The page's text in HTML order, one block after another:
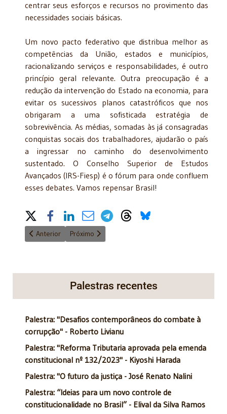
centrar seus esforços e recursos no provimento das
necessidades sociais básicas.
Um novo pacto federativo que distribua melhor as
competências da União, estados e municípios,
racionalizando serviços e responsabilidades, é outro
princípio geral relevante. Outra preocupação é a
redução da intervenção do Estado na economia, para
evitar os sucessivos planos catastróficos que nos
obrigaram a uma sofisticada estratégia de
sobrevivência. As médias, somadas às já consagradas
conquistas socais dos trabalhadores, ajudarão o país
a ingressar no caminho do desenvolvimento
sustentado. O Conselho Superior de Estudos
Avançados (IRS-Fiesp) é o fórum para onde confluem
esses debates. Vamos repensar Brasil!
Share on Social Media
Artigo anterior: Celebrando o Dia da Mulher
Anterior Próximo artigo: A Universidade Ideológica
Próximo
Palestras recentes
Palestra: "Desafios contemporâneos do combate à
corrupção" - Roberto Livianu
Palestra: "Reforma Tributaria aprovada pela emenda
constitucional nº 132/2023" - Kiyoshi Harada
Palestra: "O futuro da justiça - José Renato Nalini
Palestra: “Ideias para um novo controle de
constitucionalidade no Brasil” - Elival da Silva Ramos